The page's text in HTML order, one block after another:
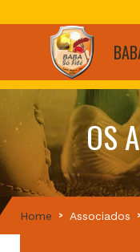
OS
Home Associados